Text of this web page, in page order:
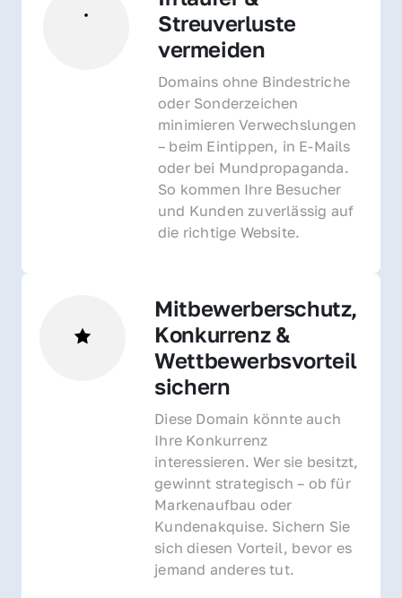
Streuverluste
vermeiden
Domains ohne Bindestriche
oder Sonderzeichen
minimieren Verwechslungen
– beim Eintippen, in E-Mails
oder bei Mundpropaganda.
So kommen Ihre Besucher
und Kunden zuverlässig auf
die richtige Website.
Mitbewerberschutz,
Konkurrenz &
Wettbewerbsvorteil
sichern
Diese Domain könnte auch
Ihre Konkurrenz
interessieren. Wer sie besitzt,
gewinnt strategisch – ob für
Markenaufbau oder
Kundenakquise. Sichern Sie
sich diesen Vorteil, bevor es
jemand anderes tut.